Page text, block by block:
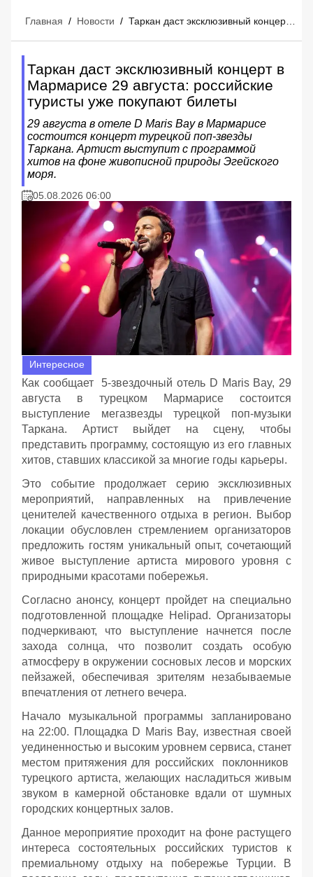
Главная / Новости /
Таркан даст эксклюзивный концерт в
Мармарисе 29 августа: российские
туристы уже покупают билеты
29 августа в отеле D Maris Bay в Мармарисе
состоится концерт турецкой поп-звезды
Таркана. Артист выступит с программой
хитов на фоне живописной природы Эгейского
моря.
05.08.2026 06:00
Интересное
Как сообщает 5-звездочный отель D Maris Bay, 29
августа в турецком Мармарисе состоится
выступление мегазвезды турецкой поп-музыки
Таркана. Артист выйдет на сцену, чтобы
представить программу, состоящую из его главных
хитов, ставших классикой за многие годы карьеры.
Это событие продолжает серию эксклюзивных
мероприятий, направленных на привлечение
ценителей качественного отдыха в регион. Выбор
локации обусловлен стремлением организаторов
предложить гостям уникальный опыт, сочетающий
живое выступление артиста мирового уровня с
природными красотами побережья.
Согласно анонсу, концерт пройдет на специально
подготовленной площадке Helipad. Организаторы
подчеркивают, что выступление начнется после
захода солнца, что позволит создать особую
атмосферу в окружении сосновых лесов и морских
пейзажей, обеспечивая зрителям незабываемые
впечатления от летнего вечера.
Начало музыкальной программы запланировано
на 22:00. Площадка D Maris Bay, известная своей
уединенностью и высоким уровнем сервиса, станет
местом притяжения для российских поклонников
турецкого артиста, желающих насладиться живым
звуком в камерной обстановке вдали от шумных
городских концертных залов.
Данное мероприятие проходит на фоне растущего
интереса состоятельных российских туристов к
премиальному отдыху на побережье Турции. В